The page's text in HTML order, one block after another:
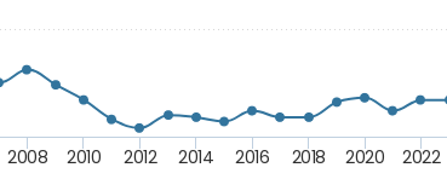
2008 2010 2012 2014 2016 2018 2020 2022